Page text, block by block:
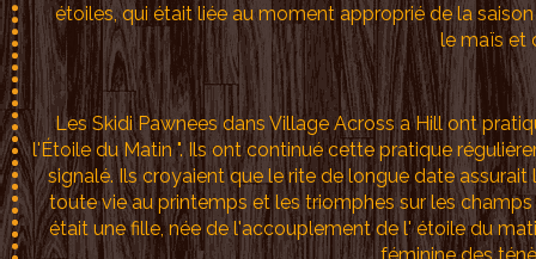
étoiles, qui était liée au moment approprié de la
le maïs et
Les Skidi Pawnees dans Village Across a Hill ont
l'Étoile du Matin ". Ils ont continué cette pratique
signalé. Ils croyaient que le rite de longue date
toute vie au printemps et les triomphes sur les
était une fille, née de l'accouplement de l' étoile du
féminine des